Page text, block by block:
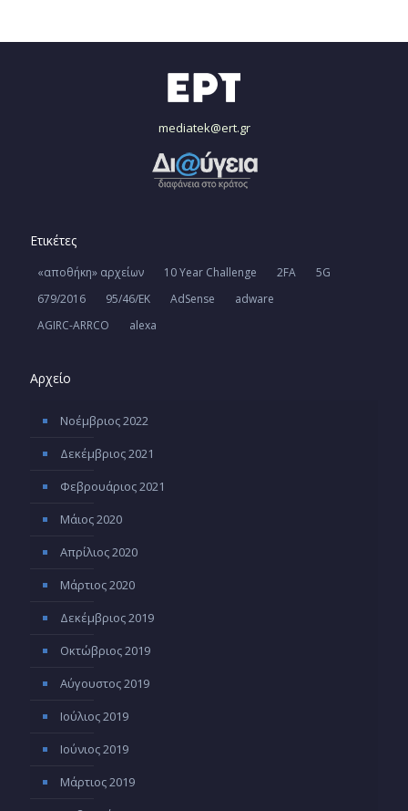
mediatek@ert.gr
Ετικέτες
«αποθήκη» αρχείων 10 Year Challenge 2FA
5G
679/2016
95/46/ΕΚ AdSense
adware
AGIRC-ARRCO
alexa
Αρχείο
Νοέμβριος 2022
Δεκέμβριος 2021
Φεβρουάριος 2021
Μάιος 2020
Απρίλιος 2020
Μάρτιος 2020
Δεκέμβριος 2019
Οκτώβριος 2019
Αύγουστος 2019
Ιούλιος 2019
Ιούνιος 2019
Μάρτιος 2019